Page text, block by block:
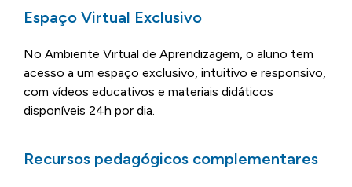
Espaço Virtual Exclusivo
No Ambiente Virtual de Aprendizagem, o aluno tem
acesso a um espaço exclusivo, intuitivo e responsivo,
com vídeos educativos e materiais didáticos
disponíveis 24h por dia.
Recursos pedagógicos complementares